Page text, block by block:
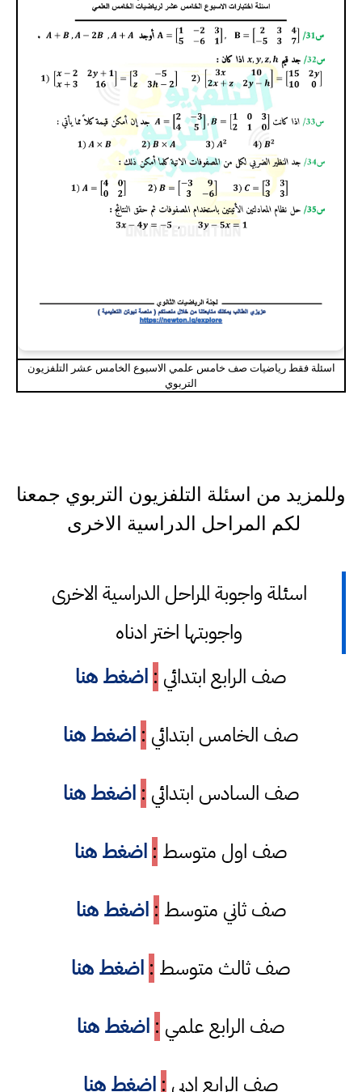
اسئلة فقط رياضيات صف خامس علمي الاسبوع الخامس عشر التلفزيون
التربوي
وللمزيد من اسئلة التلفزيون التربوي جمعنا
لكم المراحل الدراسية الاخرى
اسئلة واجوبة المراحل الدراسية الاخرى
واجوبتها اختر ادناه
صف الرابع ابتدائي : اضغط هنا
صف الخامس ابتدائي : اضغط هنا
صف السادس ابتدائي : اضغط هنا
صف اول متوسط : اضغط هنا
صف ثاني متوسط : اضغط هنا
صف ثالث متوسط : اضغط هنا
صف الرابع علمي : اضغط هنا
صف الرابع ادبي : اضغط هنا